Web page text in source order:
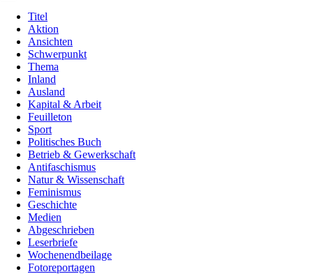
Titel
Aktion
Ansichten
Schwerpunkt
Thema
Inland
Ausland
Kapital & Arbeit
Feuilleton
Sport
Politisches Buch
Betrieb & Gewerkschaft
Antifaschismus
Natur & Wissenschaft
Feminismus
Geschichte
Medien
Abgeschrieben
Leserbriefe
Wochenendbeilage
Fotoreportagen